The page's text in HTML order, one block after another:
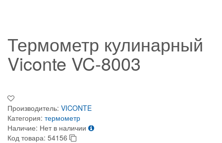
Термометр кулинарный
Viconte VC-8003
Производитель: VICONTE
Категория: термометр
Наличие: Нет в наличии
Код товара: 54156